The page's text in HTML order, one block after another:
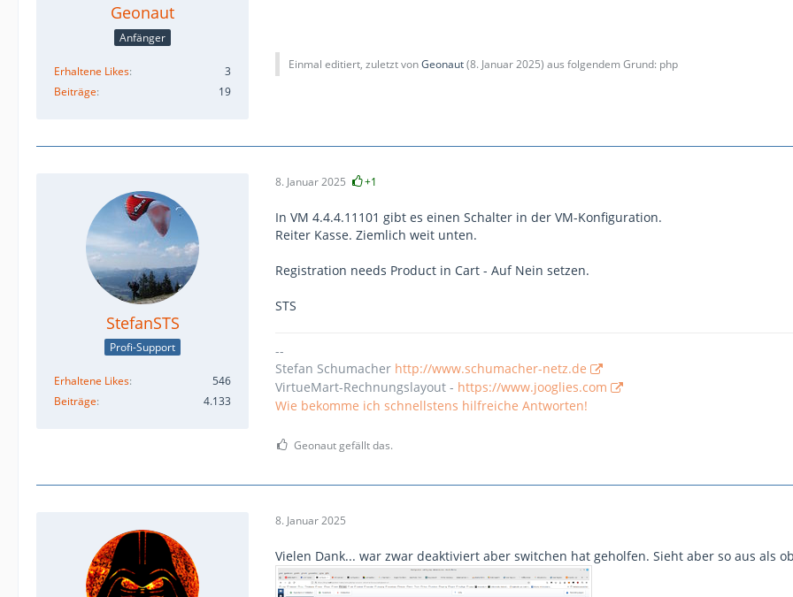
Geonaut
Anfänger
Erhaltene Likes
3
Beiträge
19
Einmal editiert, zuletzt vonGeonaut(8. Januar 2025) aus folgendem Grund: php
StefanSTS
Profi-Support
Erhaltene Likes
546
Beiträge
4.133
8. Januar 2025 +1
In VM 4.4.4.11101 gibt es einen Schalter in der VM-Konfiguration.
Reiter Kasse. Ziemlich weit unten.
Registration needs Product in Cart - Auf Nein setzen.
STS
--
Stefan Schumacher http://www.schumacher-netz.de
VirtueMart-Rechnungslayout - https://www.jooglies.com
Wie bekomme ich schnellstens hilfreiche Antworten!
Geonaut gefällt das.
8. Januar 2025
Vielen Dank... war zwar deaktiviert aber switchen hat geholfen. Sieht aber so aus als